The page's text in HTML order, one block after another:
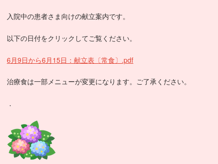
入院中の患者さま向けの献立案内です。
以下の日付をクリックしてご覧ください。
6月9日から6月15日：献立表〔常食〕.pdf
治療食は一部メニューが変更になります。ご了承ください。
．